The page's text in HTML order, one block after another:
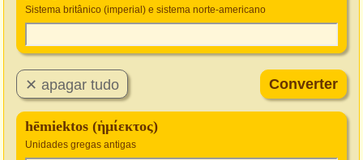
Sistema britânico (imperial) e sistema norte-americano
hēmiektos (ἡμίεκτος)
Unidades gregas antigas